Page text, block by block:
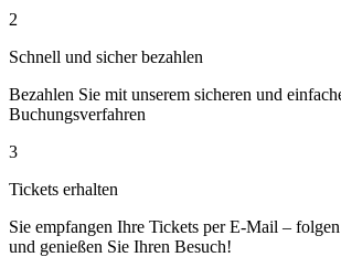
2
Schnell und sicher bezahlen
Bezahlen Sie mit unserem sicheren und
Buchungsverfahren
3
Tickets erhalten
Sie empfangen Ihre Tickets per E-Mail –
und genießen Sie Ihren Besuch!